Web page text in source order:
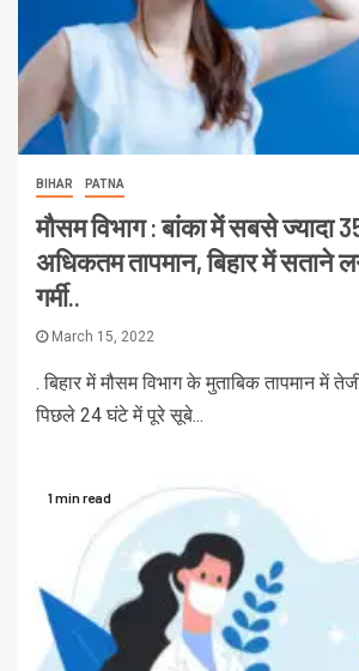
BIHAR PATNA
मौसम विभाग : बांका में सबसे ज्यादा
अधिकतम तापमान, बिहार में सताने
गर्मी..
March 15, 2022
. बिहार में मौसम विभाग के मुताबिक तापमान में
पिछले 24 घंटे में पूरे सूबे...
1 min read